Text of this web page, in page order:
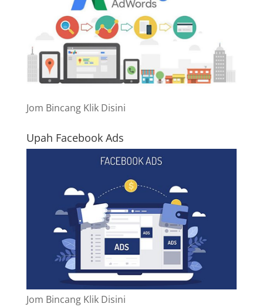
Jom Bincang Klik Disini
Upah Facebook Ads
Jom Bincang Klik Disini